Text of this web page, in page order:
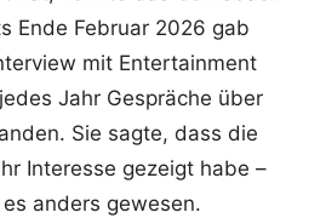
Ende Februar 2026 gab
mit Entertainment
Jahr Gespräche über
Sie sagte, dass die
Interesse gezeigt habe –
anders gewesen.